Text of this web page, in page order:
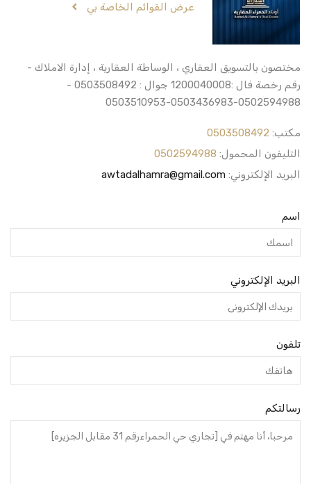
عرض القوائم الخاصة بي
مختصون بالتسويق العقاري ، الوساطة العقارية ، إدارة الاملاك -
رقم رخصة فال :1200040008 جوال : 0503508492 -
0502594988-0503436983-0503510953
مكتب: 0503508492
التليفون المحمول: 0502594988
البريد الإلكتروني: awtadalhamra@gmail.com
اسم
البريد الإلكتروني
تلفون
رسالتكم